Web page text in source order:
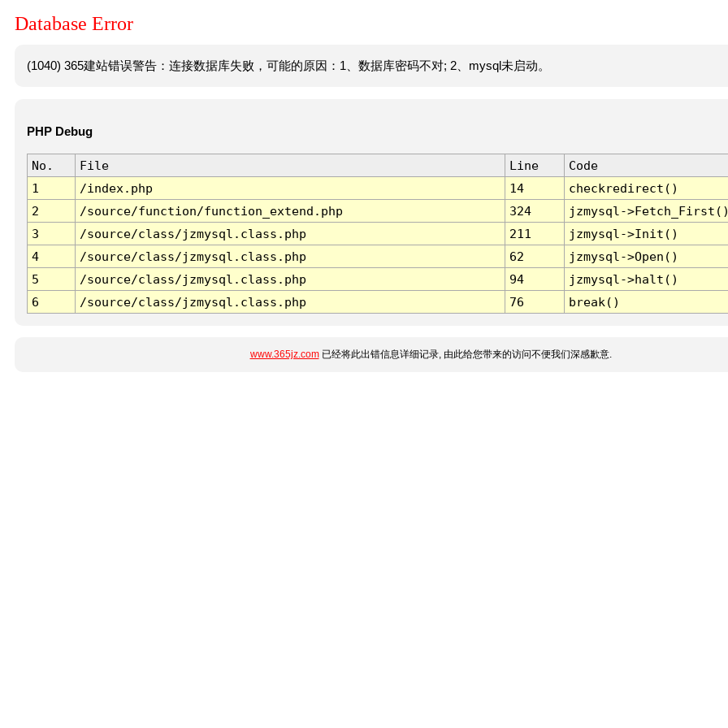
Database Error
(1040) 365建站错误警告：连接数据库失败，可能的原因：1、数据库密码不对; 2、mysql未启动。
PHP Debug
No. File Line
Code
1
/index.php 14
checkredirect()
2
/source/function/function_extend.php 324
jzmysql-
3
/source/class/jzmysql.class.php 211
jzmysql->Init()
4
/source/class/jzmysql.class.php 62
jzmysql->Open()
5
/source/class/jzmysql.class.php 94
jzmysql->halt()
6
/source/class/jzmysql.class.php 76 break()
www.365jz.com已经将此出错信息详细记录, 由此给您带来的访问不便我们深感歉意.